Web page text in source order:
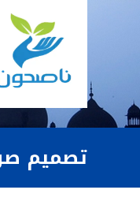
تصميم